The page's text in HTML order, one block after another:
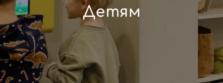
Детям